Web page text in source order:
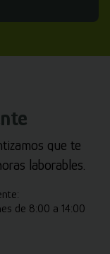
que te
laborables.
de 8:00 a 14:00